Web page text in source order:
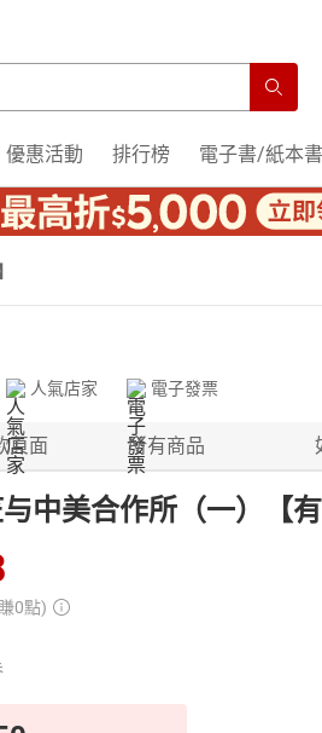
優惠活動 排行榜 電子書/紙本書
人氣店家 電子發票
頁面 所有商品
中美合作所（一）【
0點)